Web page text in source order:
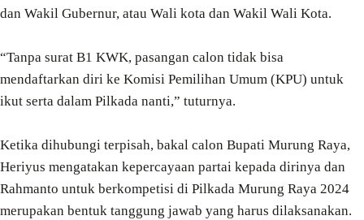
dan Wakil Gubernur, atau Wali kota dan Wakil Wali Kota.
“Tanpa surat B1 KWK, pasangan calon tidak bisa
mendaftarkan diri ke Komisi Pemilihan Umum (KPU) untuk
ikut serta dalam Pilkada nanti,” tuturnya.
Ketika dihubungi terpisah, bakal calon Bupati Murung Raya,
Heriyus mengatakan kepercayaan partai kepada dirinya dan
Rahmanto untuk berkompetisi di Pilkada Murung Raya 2024
merupakan bentuk tanggung jawab yang harus dilaksanakan.